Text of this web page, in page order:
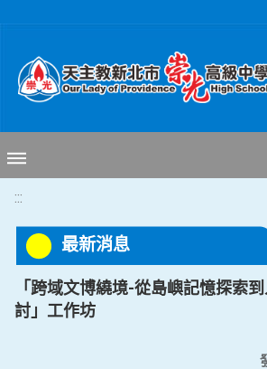
:::
最新消息
「跨域文博繞境-從島嶼記憶探索
討」工作坊